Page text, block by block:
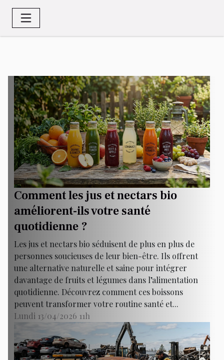
Comment les jus et nectars bio
améliorent-ils votre santé
quotidienne ?
Les jus et nectars bio séduisent de plus en plus de
personnes soucieuses de leur bien-être. Ils offrent
une alternative naturelle et saine pour intégrer
davantage de fruits et légumes dans l’alimentation
quotidienne. Découvrez comment ces boissons
peuvent transformer votre routine santé et...
Lundi 13/04/2026 11h